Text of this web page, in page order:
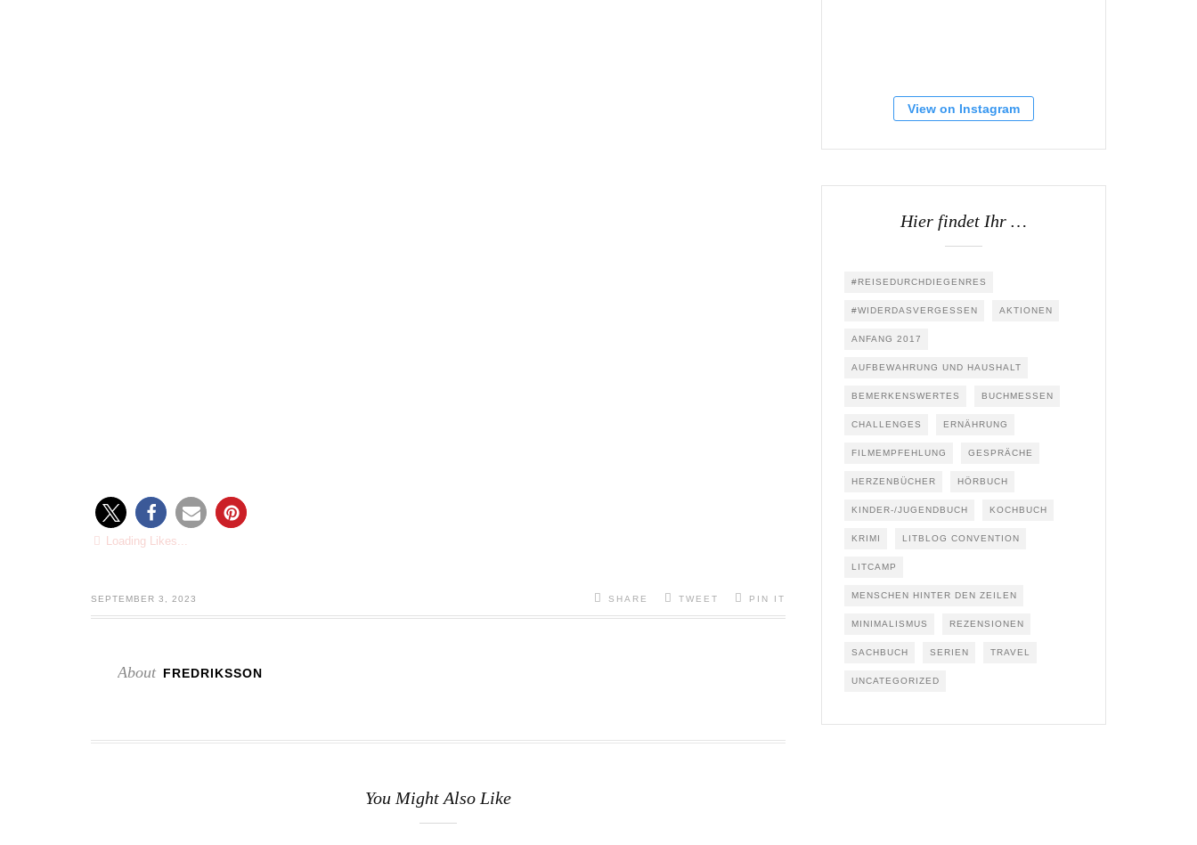
Loading Likes...
SEPTEMBER 3, 2023 SHARE TWEET PIN IT
About FREDRIKSSON
You Might Also Like
View on Instagram
Hier findet Ihr …
#REISEDURCHDIEGENRES
#WIDERDASVERGESSEN AKTIONEN
ANFANG 2017
AUFBEWAHRUNG UND HAUSHALT
BEMERKENSWERTES BUCHMESSEN
CHALLENGES ERNÄHRUNG
FILMEMPFEHLUNG GESPRÄCHE
HERZENBÜCHER HÖRBUCH
KINDER-/JUGENDBUCH KOCHBUCH
KRIMI LITBLOG CONVENTION
LITCAMP
MENSCHEN HINTER DEN ZEILEN
MINIMALISMUS REZENSIONEN
SACHBUCH SERIEN TRAVEL
UNCATEGORIZED